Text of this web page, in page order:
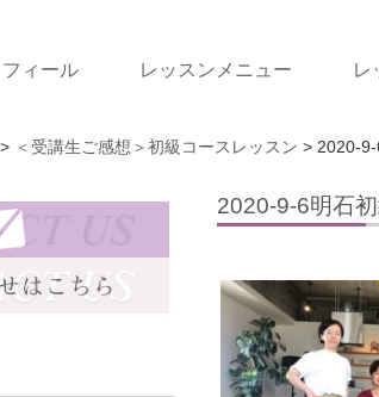
ィール レッスンメニュー レ
> ＜受講生ご感想＞初級コースレッスン > 2020-
2020-9-6明石